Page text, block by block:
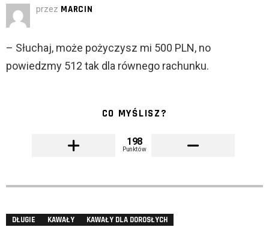
przez MARCIN
– Słuchaj, może pożyczysz mi 500 PLN, no
powiedzmy 512 tak dla równego rachunku.
CO MYŚLISZ?
198
Punktów
DŁUGIE KAWAŁY KAWAŁY DLA DOROSŁYCH